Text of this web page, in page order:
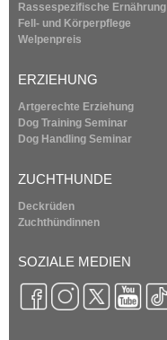
Rassespezifische Ernährung
Fell- und Körperpflege
Welpenpreis
ERZIEHUNG
Artgerechte Erziehung
Dog Training Seminar
Dog Handling Seminar
ZUCHTHUNDE
Deckrüden
Zuchthündinnen
SOZIALE MEDIEN